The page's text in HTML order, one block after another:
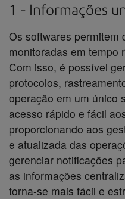
1 - Informações
Os softwares permitem
monitoradas em tempo
Com isso, é possível
protocolos,
operação em um único
acesso rápido e fácil
proporcionando aos
e atualizada das
gerenciar notificações
as informações
torna-se mais fácil e